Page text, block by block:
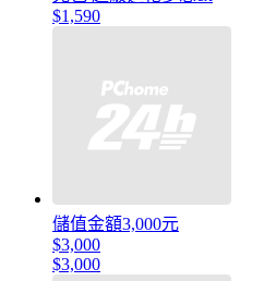
$1,590
儲值金額3,000元
$3,000
$3,000